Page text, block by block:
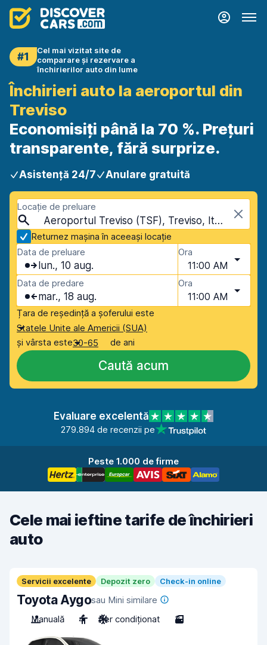
#1
Cel mai vizitat site de
comparare și rezervare a
închirierilor auto din lume
Închirieri auto la aeroportul din
Treviso
Economisiți până la 70 %. Prețuri
transparente, fără surprize.
Asistență 24/7 Anulare gratuită
Locație de preluare
Aeroportul Treviso (TSF), Treviso, Italia-continentală
Returnez mașina în aceeași locație
Data de preluare
lun., 10 aug.
Ora
11:00 AM
Data de predare
mar., 18 aug.
Ora
11:00 AM
Țara de reședință a șoferului este
Statele Unite ale Americii (SUA)
și vârsta este30-65 de ani
Caută acum
Evaluare excelentă
279.894 de recenzii pe
Peste 1.000 de firme
Cele mai ieftine tarife de închirieri
auto
Servicii excelente Depozit zero Check-in online
Toyota Aygosau Mini similare
Manuală
4 Aer condiționat 3